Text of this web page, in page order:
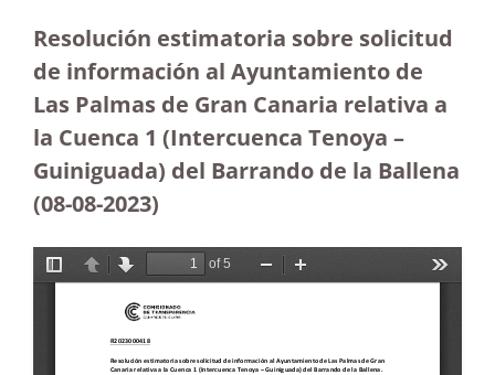
Resolución estimatoria sobre solicitud
de información al Ayuntamiento de
Las Palmas de Gran Canaria relativa a
la Cuenca 1 (Intercuenca Tenoya –
Guiniguada) del Barrando de la Ballena
(08-08-2023)